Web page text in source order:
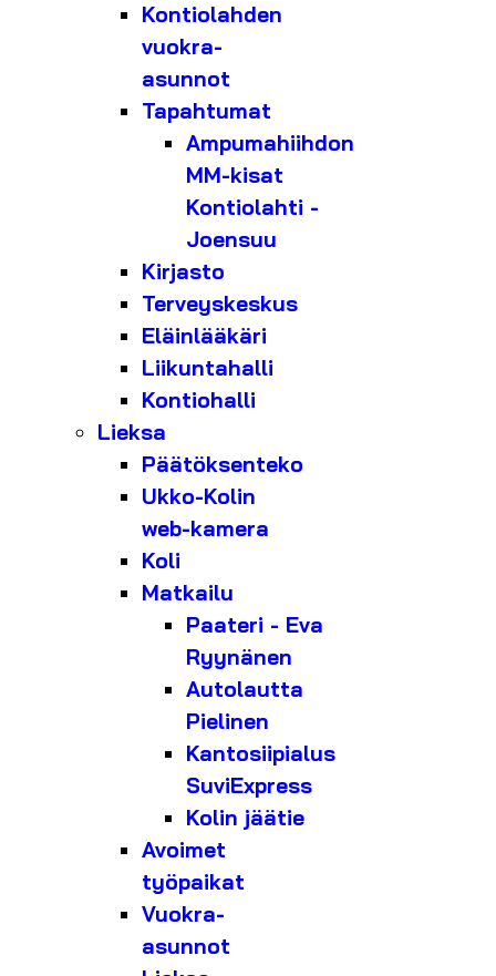
Kontiolahden
vuokra-
asunnot
Tapahtumat
Ampumahiihdon
MM-kisat
Kontiolahti -
Joensuu
Kirjasto
Terveyskeskus
Eläinlääkäri
Liikuntahalli
Kontiohalli
Lieksa
Päätöksenteko
Ukko-Kolin
web-kamera
Koli
Matkailu
Paateri - Eva
Ryynänen
Autolautta
Pielinen
Kantosiipialus
SuviExpress
Kolin jäätie
Avoimet
työpaikat
Vuokra-
asunnot